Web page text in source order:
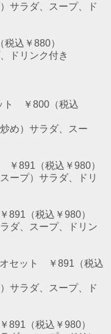
ラダ、スープ、ド
税込￥880）
リンク付き
ト ￥800（税込
サラダ、スー
891（税込￥980）
）サラダ、ドリ
（税込￥980）
スープ、ドリン
セット ￥891（税込
ダ、スープ、ド
（税込￥980）